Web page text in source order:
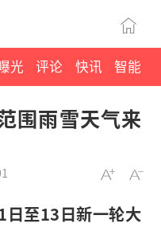
光 评论 快讯 智能
围雨雪天气来
日至13日新一轮大